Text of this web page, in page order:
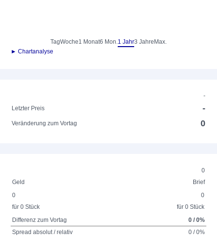
TagWoche1 Monat6 Mon.1 Jahr3 Jahre Max.
► Chartanalyse
-
Letzter Preis
-
Veränderung zum Vortag 0
0
Geld
Brief
0
für 0 Stück
0
für 0 Stück
Differenz zum Vortag
0 / 0%
Spread absolut / relativ
0 / 0%